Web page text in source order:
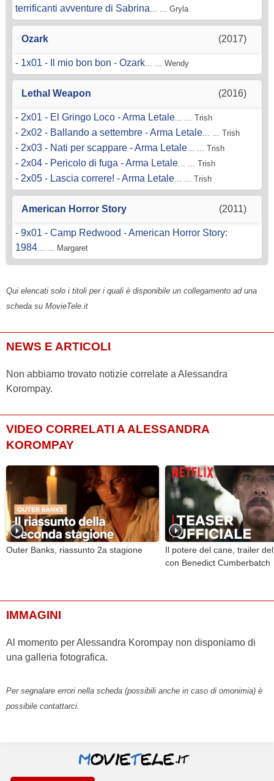
terrificanti avventure di Sabrina... ... Gryla
Ozark (2017)
- 1x01 - Il mio bon bon - Ozark... ... Wendy
Lethal Weapon (2016)
- 2x01 - El Gringo Loco - Arma Letale... ... Trish
- 2x02 - Ballando a settembre - Arma Letale... ... Trish
- 2x03 - Nati per scappare - Arma Letale... ... Trish
- 2x04 - Pericolo di fuga - Arma Letale... ... Trish
- 2x05 - Lascia correre! - Arma Letale... ... Trish
American Horror Story (2011)
- 9x01 - Camp Redwood - American Horror Story:
1984... ... Margaret
Qui elencati solo i titoli per i quali è disponibile un collegamento ad una
scheda su MovieTele.it
NEWS E ARTICOLI
Non abbiamo trovato notizie correlate a Alessandra
Korompay.
VIDEO CORRELATI A ALESSANDRA
KOROMPAY
Outer Banks, riassunto 2a stagione
Il potere del cane, trailer
con Benedict Cumberbatch
IMMAGINI
Al momento per Alessandra Korompay non disponiamo di
una galleria fotografica.
Per segnalare errori nella scheda (possibili anche in caso di omonimia) è
possibile contattarci.